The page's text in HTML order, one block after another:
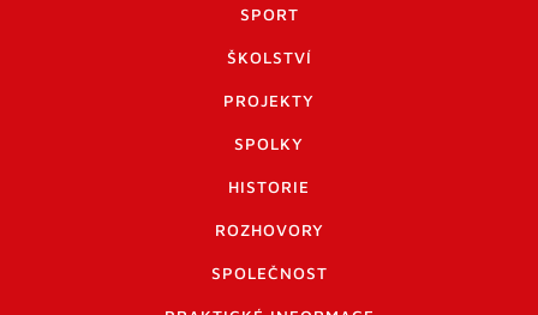
SPORT
ŠKOLSTVÍ
PROJEKTY
SPOLKY
HISTORIE
ROZHOVORY
SPOLEČNOST